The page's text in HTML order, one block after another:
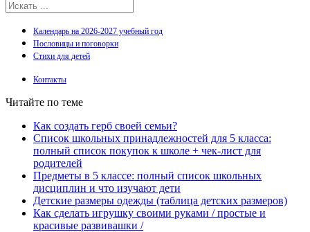
Календарь на 2026-2027 учебный год
Пословицы и поговорки
Стихи для детей
Контакты
Читайте по теме
Как создать герб своей семьи?
Список школьных принадлежностей для 5 класса:
полный список покупок к школе + чек-лист для
родителей
Предметы в 5 классе: полный список школьных
дисциплин и что изучают дети
Детские размеры одежды (таблица детских размеров)
Как сделать игрушку своими руками / простые и
красивые развивашки /